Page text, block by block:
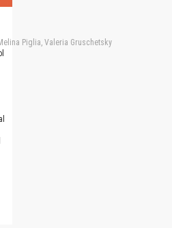
Piglia, Valeria Gruschetsky